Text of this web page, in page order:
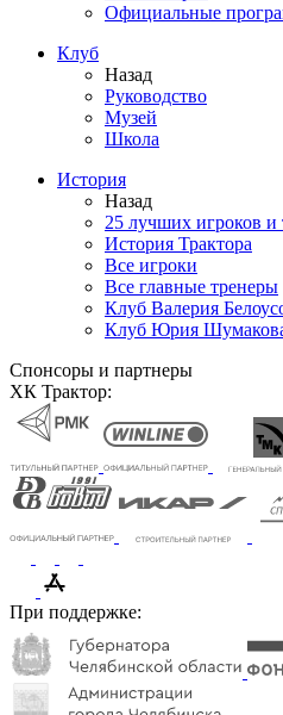
Официальные
Клуб
Назад
Руководство
Музей
Школа
История
Назад
25 лучших игроков и
История Трактора
Все игроки
Все главные тренеры
Клуб Валерия
Клуб Юрия
Спонсоры и партнеры
ХК Трактор:
При поддержке: